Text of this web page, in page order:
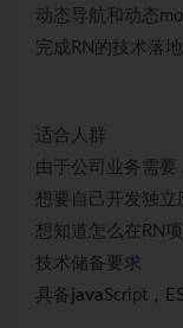
动态导航和动态
完成RN的技术落地
适合人群
由于公司业务需
想要自己开发独立
想知道怎么在RN
技术储备要求
具备javaScript，